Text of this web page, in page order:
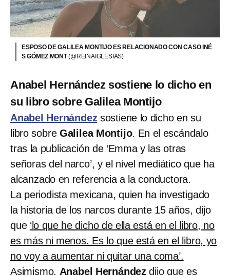
ESPOSO DE GALILEA MONTIJO ES RELACIONADO CON CASO INÉ
S GÓMEZ MONT(@REINAIGLESIAS)
Anabel Hernández sostiene lo dicho en
su libro sobre Galilea Montijo
Anabel Hernándezsostiene lo dicho en su
libro sobre Galilea Montijo. En el escándalo
tras la publicación de ‘Emma y las otras
señoras del narco’, y el nivel mediático que ha
alcanzado en referencia a la conductora.
La periodista mexicana, quien ha investigado
la historia de los narcos durante 15 años, dijo
que ‘lo que he dicho de ella está en el libro, no
es más ni menos. Es lo que está en el libro, yo
no voy a aumentar ni quitar una coma’.
Asimismo, Anabel Hernándezdijo que es